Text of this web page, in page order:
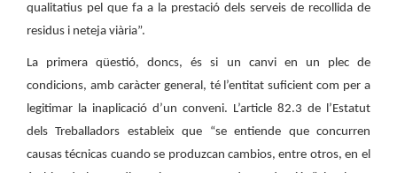
qualitatius pel que fa a la prestació dels serveis de recollida de
residus i neteja viària”.
La primera qüestió, doncs, és si un canvi en un plec de
condicions, amb caràcter general, té l’entitat suficient com per a
legitimar la inaplicació d’un conveni. L’article 82.3 de l’Estatut
dels Treballadors estableix que “se entiende que concurren
causas técnicas cuando se produzcan cambios, entre otros, en el